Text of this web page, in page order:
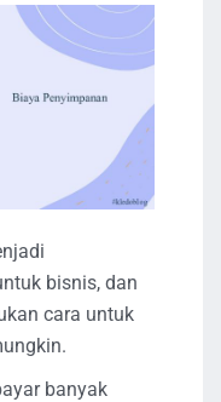
bisnis, dan
cara untuk
banyak